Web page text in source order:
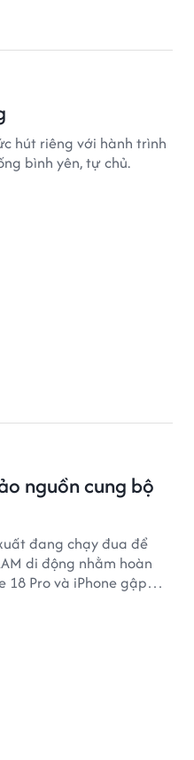
hút riêng với hành trình
bình yên, tự chủ.
nguồn cung bộ
đang chạy đua để
di động nhằm hoàn
Pro và iPhone gập